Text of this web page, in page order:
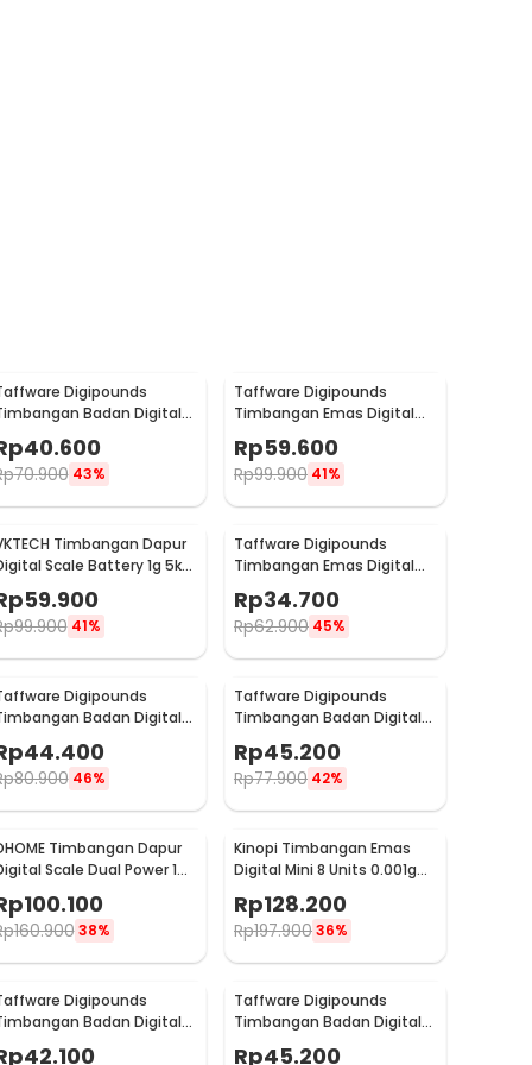
Digipounds
Badan Digital
Scale Battery 0.05kg 180kg
BT-986
40.600
70.900 43%
Taffware Digipounds
Timbangan Emas Digital
Mini 7 Units 0.01g 500g -
UF200H
Rp59.600
Rp99.900 41%
Timbangan Dapur
Scale Battery 1g 5kg
- CK10A59.900
99.900 41%
Taffware Digipounds
Timbangan Emas Digital
Mini 7 Units 0.01g 500g -
SC-13 / VSW0083
Rp34.700
Rp62.900 45%
Digipounds
Badan Digital
Scale Rechargeable 180kg -
12U
44.400
80.900 46%
Taffware Digipounds
Timbangan Badan Digital
Scale Rechargeable 180kg -
SC-15U
Rp45.200
Rp77.900 42%
Timbangan Dapur
Scale Dual Power 1g
15kg - JJ210
100.100
160.900 38%
Kinopi Timbangan Emas
Digital Mini 8 Units 0.001g
50g - TL-128
Rp128.200
Rp197.90036%
Digipounds
Badan Digital
Scale Battery 0.05kg 180kg
42.100
Taffware Digipounds
Timbangan Badan Digital
Scale Rechargeable 180kg -
Rp45.200